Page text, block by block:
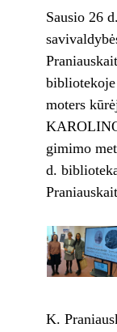
Sausio 26
moters
gimimo
d.
K.